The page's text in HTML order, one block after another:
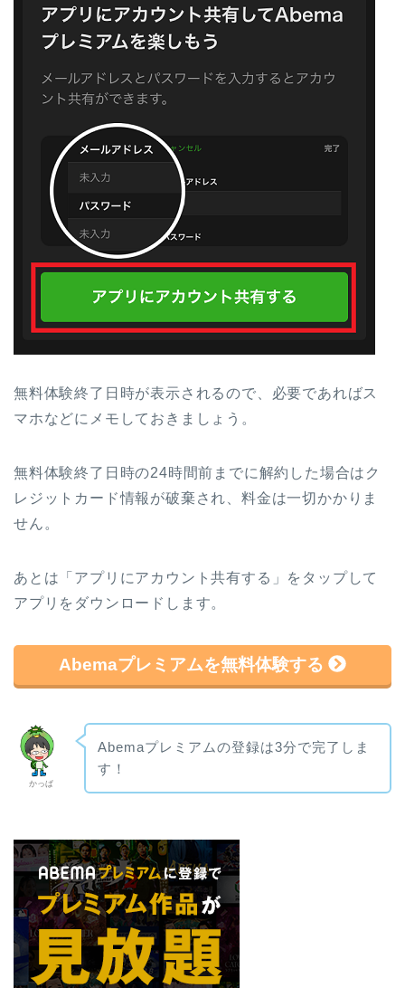
無料体験終了日時が表示されるので、必要であればス
マホなどにメモしておきましょう。
無料体験終了日時の24時間前までに解約した場合はク
レジットカード情報が破棄され、料金は一切かかりま
せん。
あとは「アプリにアカウント共有する」をタップして
アプリをダウンロードします。
Abemaプレミアムを無料体験する
かっぱ
Abemaプレミアムの登録は3分で完了しま
す！